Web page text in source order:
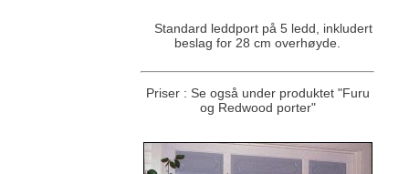
Standard leddport på 5 ledd, inkludert
beslag for 28 cm overhøyde.
Priser : Se også under produktet "Furu
og Redwood porter"